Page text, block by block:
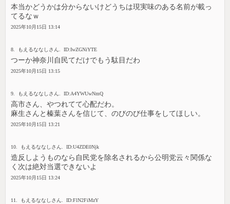
本当かどうかは分からないけどうちは現実味のある名前が載っ
てるなｗ
2025年10月15日 13:14
8. もえるななしさん. ID:IwZGNiYTE
つーか神奈川自民てだけでもう駄目だわ
2025年10月15日 13:15
9. もえるななしさん. ID:A4YWUwNmQ
高市さん、やつれてて心配だわ。
麻生さんと榛葉さんを信じて、のびのび仕事をしてほしい。
2025年10月15日 13:21
10. もえるななしさん. ID:U4ZDE0Njk
造反しようものなら自民党を除名されるから公明党云々関係な
く次は絶対当選できないよ
2025年10月15日 13:24
11. もえるななしさん. ID:FlN2FiMzY